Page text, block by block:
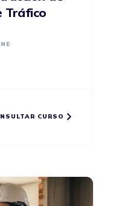
Tráfico
CURSO